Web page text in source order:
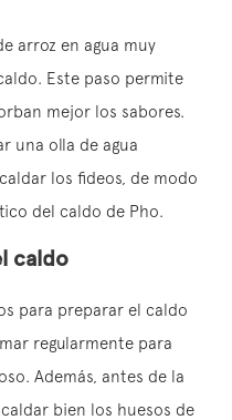
arroz en agua muy
Este paso permite
mejor los sabores.
una olla de agua
los fideos, de modo
del caldo de Pho.
caldo
para preparar el caldo
regularmente para
Además, antes de la
bien los huesos de